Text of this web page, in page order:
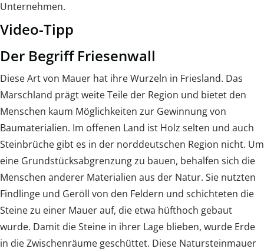
Unternehmen.
Video-Tipp
Der Begriff Friesenwall
Diese Art von Mauer hat ihre Wurzeln in Friesland. Das
Marschland prägt weite Teile der Region und bietet den
Menschen kaum Möglichkeiten zur Gewinnung von
Baumaterialien. Im offenen Land ist Holz selten und auch
Steinbrüche gibt es in der norddeutschen Region nicht. Um
eine Grundstücksabgrenzung zu bauen, behalfen sich die
Menschen anderer Materialien aus der Natur. Sie nutzten
Findlinge und Geröll von den Feldern und schichteten die
Steine zu einer Mauer auf, die etwa hüfthoch gebaut
wurde. Damit die Steine in ihrer Lage blieben, wurde Erde
in die Zwischenräume geschüttet. Diese Natursteinmauer